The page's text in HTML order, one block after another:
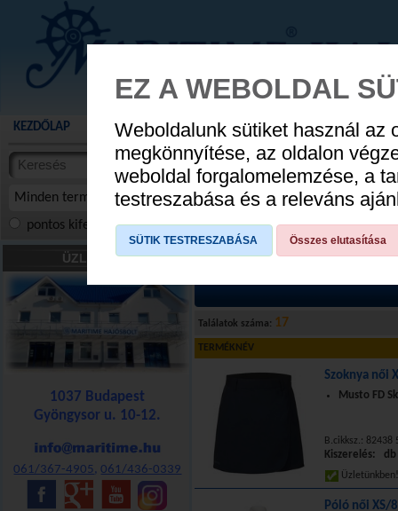
AUGUSZTUS
KEZDŐLAP AKCIÓS TERMÉKEK WEBÁRUHÁZ HÍREK
Minden termék
termékekben
cikkekben
pontos kifejezés összes szóra szóra, szótöredék
ÜZLETÜNK
1037 Budapest
Gyöngysor u. 10-12.
061/367-4905,061/436-0339
HAJÓS DIVAT»Női ruházat»Vitorlás
Találatok száma: 17
TERMÉKNÉV
Szoknya női
Musto FD
B.cikksz.: 82438
Kiszerelés: db
Póló női XS/
EZ A WEBOLDAL
Weboldalunk sütiket használ az
megkönnyítése, az oldalon
weboldal forgalomelemzése, a
testreszabása és a releváns
SÜTIK TESTRESZABÁSA Összes elutasítása